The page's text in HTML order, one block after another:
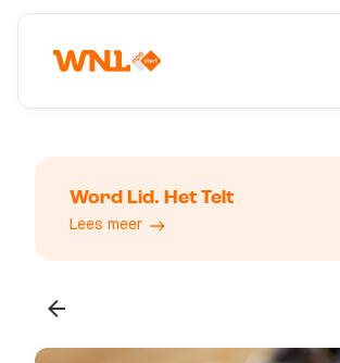
Word Lid. Het Telt
Lees meer